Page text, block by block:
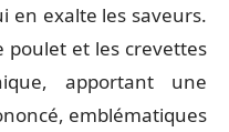
en exalte les saveurs.
et les crevettes
apportant une
emblématiques